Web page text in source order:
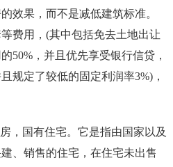
效果，而不是减低建筑标准。
费用，(其中包括免去土地出让
50%，并且优先享受银行信贷，
规定了较低的固定利润率3%)，
，国有住宅。它是指由国家以及
、销售的住宅，在住宅未出售